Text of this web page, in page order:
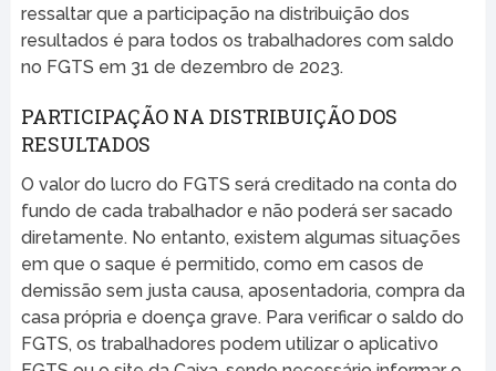
ressaltar que a participação na distribuição dos
resultados é para todos os trabalhadores com saldo
no FGTS em 31 de dezembro de 2023.
PARTICIPAÇÃO NA DISTRIBUIÇÃO DOS
RESULTADOS
O valor do lucro do FGTS será creditado na conta do
fundo de cada trabalhador e não poderá ser sacado
diretamente. No entanto, existem algumas situações
em que o saque é permitido, como em casos de
demissão sem justa causa, aposentadoria, compra da
casa própria e doença grave. Para verificar o saldo do
FGTS, os trabalhadores podem utilizar o aplicativo